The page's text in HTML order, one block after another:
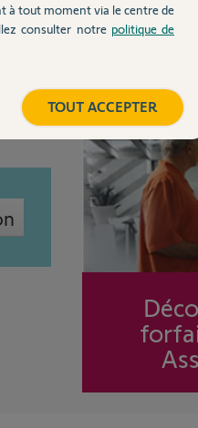
à
à tout moment via le centre de
consulter notre politique de
TOUT ACCEPTER